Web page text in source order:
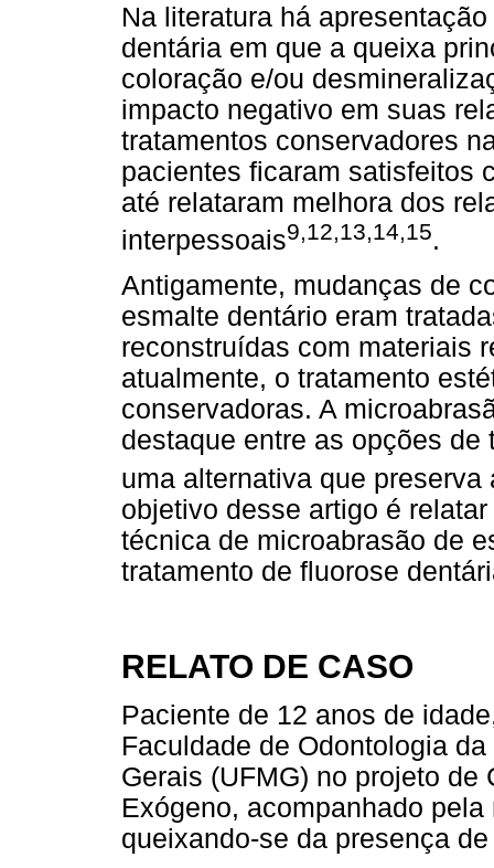
Na literatura há
dentária em que a queixa
coloração e/ou
impacto negativo em suas
tratamentos conservadores
pacientes ficaram satisfeitos
até relataram melhora dos
interpessoais9,12,13,14,15.
Antigamente, mudanças de
esmalte dentário eram
reconstruídas com materiais
atualmente, o tratamento
conservadoras. A
destaque entre as opções
uma alternativa que preserva
objetivo desse artigo é
técnica de microabrasão de
tratamento de fluorose
RELATO DE CASO
Paciente de 12 anos de
Faculdade de Odontologia
Gerais (UFMG) no projeto
Exógeno, acompanhado
queixando-se da presença